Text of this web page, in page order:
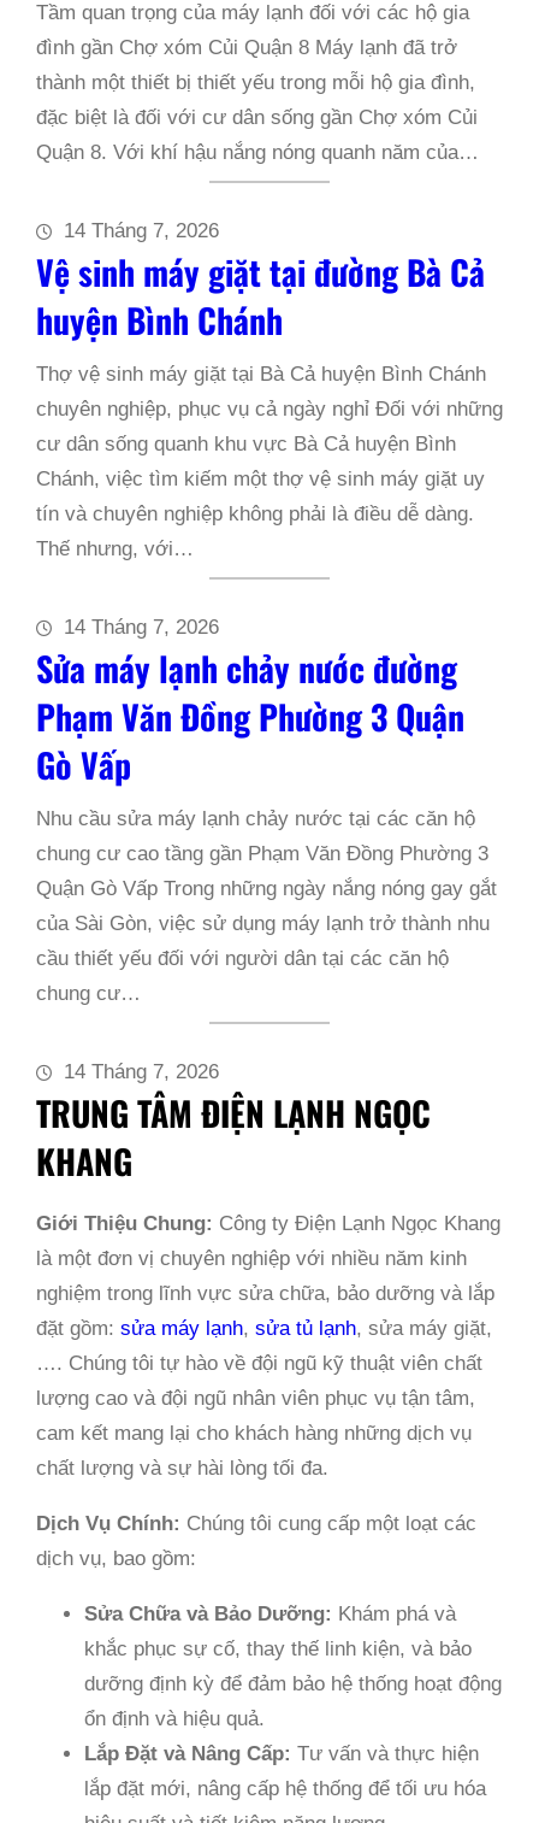
Tầm quan trọng của máy lạnh đối với các hộ gia
đình gần Chợ xóm Củi Quận 8 Máy lạnh đã trở
thành một thiết bị thiết yếu trong mỗi hộ gia đình,
đặc biệt là đối với cư dân sống gần Chợ xóm Củi
Quận 8. Với khí hậu nắng nóng quanh năm của…
14 Tháng 7, 2026
Vệ sinh máy giặt tại đường Bà Cả
huyện Bình Chánh
Thợ vệ sinh máy giặt tại Bà Cả huyện Bình Chánh
chuyên nghiệp, phục vụ cả ngày nghỉ Đối với những
cư dân sống quanh khu vực Bà Cả huyện Bình
Chánh, việc tìm kiếm một thợ vệ sinh máy giặt uy
tín và chuyên nghiệp không phải là điều dễ dàng.
Thế nhưng, với…
14 Tháng 7, 2026
Sửa máy lạnh chảy nước đường
Phạm Văn Đồng Phường 3 Quận
Gò Vấp
Nhu cầu sửa máy lạnh chảy nước tại các căn hộ
chung cư cao tầng gần Phạm Văn Đồng Phường 3
Quận Gò Vấp Trong những ngày nắng nóng gay gắt
của Sài Gòn, việc sử dụng máy lạnh trở thành nhu
cầu thiết yếu đối với người dân tại các căn hộ
chung cư…
14 Tháng 7, 2026
TRUNG TÂM ĐIỆN LẠNH NGỌC
KHANG
Giới Thiệu Chung: Công ty Điện Lạnh Ngọc Khang
là một đơn vị chuyên nghiệp với nhiều năm kinh
nghiệm trong lĩnh vực sửa chữa, bảo dưỡng và lắp
đặt gồm: sửa máy lạnh, sửa tủ lạnh, sửa máy giặt,
…. Chúng tôi tự hào về đội ngũ kỹ thuật viên chất
lượng cao và đội ngũ nhân viên phục vụ tận tâm,
cam kết mang lại cho khách hàng những dịch vụ
chất lượng và sự hài lòng tối đa.
Dịch Vụ Chính: Chúng tôi cung cấp một loạt các
dịch vụ, bao gồm:
Sửa Chữa và Bảo Dưỡng: Khám phá và
khắc phục sự cố, thay thế linh kiện, và bảo
dưỡng định kỳ để đảm bảo hệ thống hoạt động
ổn định và hiệu quả.
Lắp Đặt và Nâng Cấp: Tư vấn và thực hiện
lắp đặt mới, nâng cấp hệ thống để tối ưu hóa